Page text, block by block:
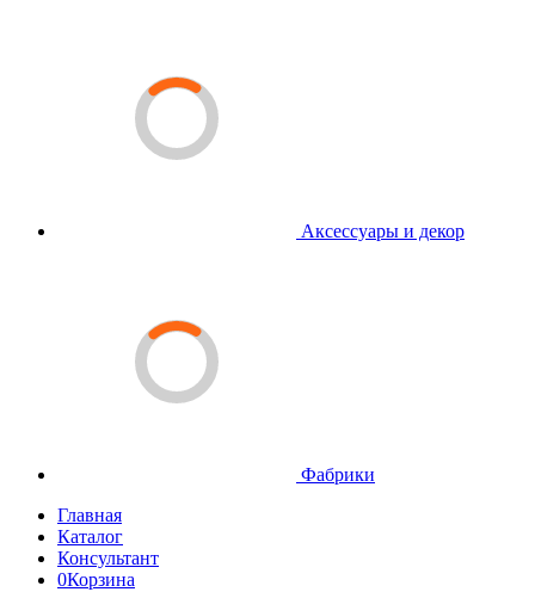
Аксессуары и декор
Фабрики
Главная
Каталог
Консультант
0Корзина